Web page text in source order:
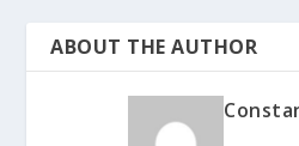
ABOUT THE AUTHOR